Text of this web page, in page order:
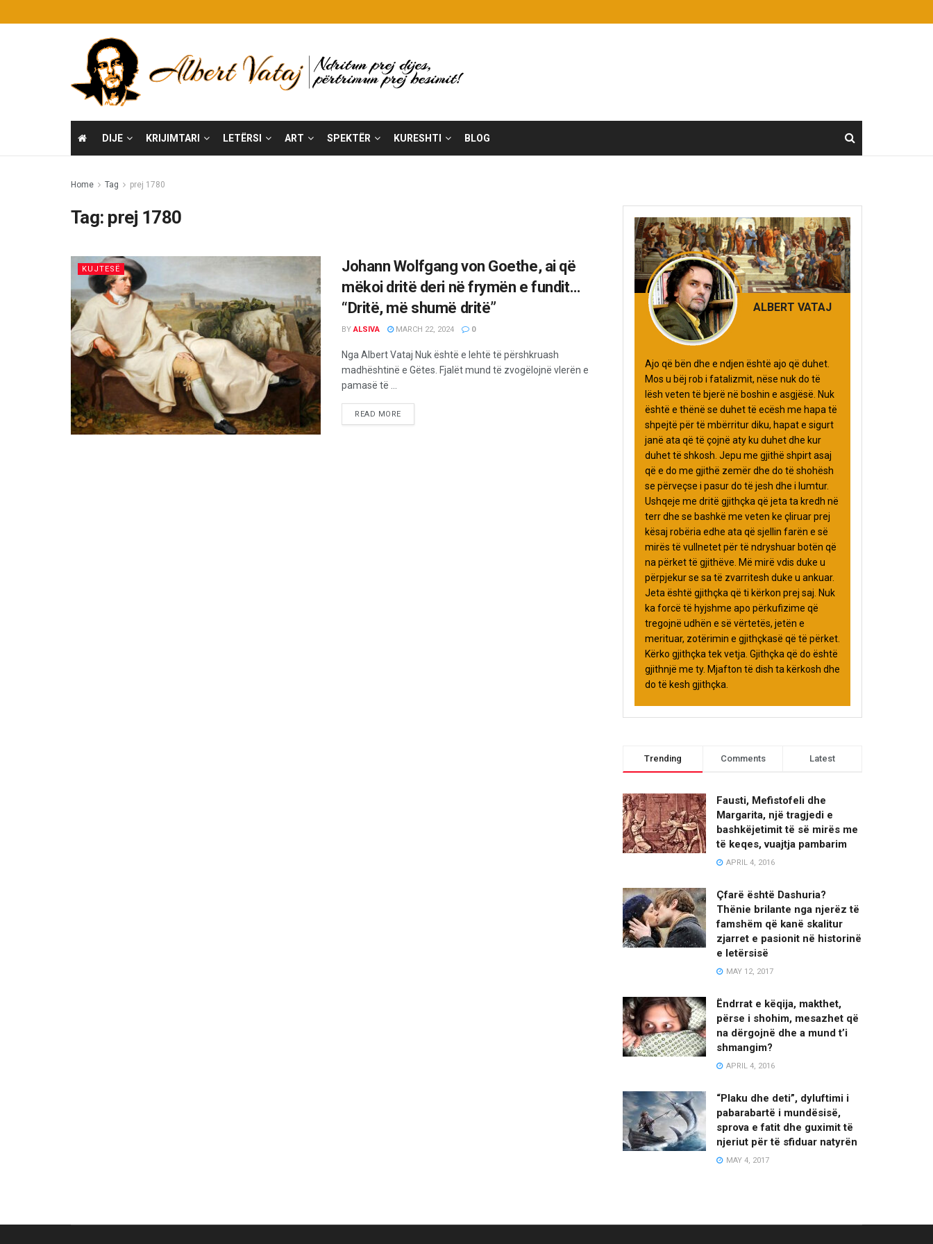
DIJE KRIJIMTARI LETËRSI ART SPEKTËR KURESHTI BLOG
Home Tag prej 1780
Tag: prej 1780
KUJTESË
Johann Wolfgang von Goethe, ai që
mëkoi dritë deri në frymën e fundit…
“Dritë, më shumë dritë”
BY ALSIVA MARCH 22, 2024 0
Nga Albert Vataj Nuk është e lehtë të përshkruash
madhështinë e Gëtes. Fjalët mund të zvogëlojnë vlerën e
pamasë të ...
READ MORE
ALBERT VATAJ
Ajo që bën dhe e ndjen është ajo që duhet.
Mos u bëj rob i fatalizmit, nëse nuk do të
lësh veten të bjerë në boshin e asgjësë. Nuk
është e thënë se duhet të ecësh me hapa të
shpejtë për të mbërritur diku, hapat e sigurt
janë ata që të çojnë aty ku duhet dhe kur
duhet të shkosh. Jepu me gjithë shpirt asaj
që e do me gjithë zemër dhe do të shohësh
se përveçse i pasur do të jesh dhe i lumtur.
Ushqeje me dritë gjithçka që jeta ta kredh në
terr dhe se bashkë me veten ke çliruar prej
kësaj robëria edhe ata që sjellin farën e së
mirës të vullnetet për të ndryshuar botën që
na përket të gjithëve. Më mirë vdis duke u
përpjekur se sa të zvarritesh duke u ankuar.
Jeta është gjithçka që ti kërkon prej saj. Nuk
ka forcë të hyjshme apo përkufizime që
tregojnë udhën e së vërtetës, jetën e
merituar, zotërimin e gjithçkasë që të përket.
Kërko gjithçka tek vetja. Gjithçka që do është
gjithnjë me ty. Mjafton të dish ta kërkosh dhe
do të kesh gjithçka.
Trending Comments Latest
Fausti, Mefistofeli dhe
Margarita, një tragjedi e
bashkëjetimit të së mirës me
të keqes, vuajtja pambarim
APRIL 4, 2016
Çfarë është Dashuria?
Thënie brilante nga njerëz të
famshëm që kanë skalitur
zjarret e pasionit në historinë
e letërsisë
MAY 12, 2017
Ëndrrat e këqija, makthet,
përse i shohim, mesazhet që
na dërgojnë dhe a mund t’i
shmangim?
APRIL 4, 2016
“Plaku dhe deti”, dyluftimi i
pabarabartë i mundësisë,
sprova e fatit dhe guximit të
njeriut për të sfiduar natyrën
MAY 4, 2017